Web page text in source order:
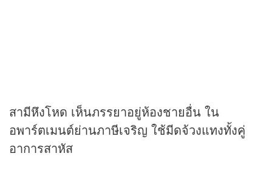
สามีหึงโหด เห็นภรรยาอยู่ห้องชายอื่น ใน
อพาร์ตเมนต์ย่านภาษีเจริญ ใช้มีดจ้วงแทงทั้งคู่
อาการสาหัส